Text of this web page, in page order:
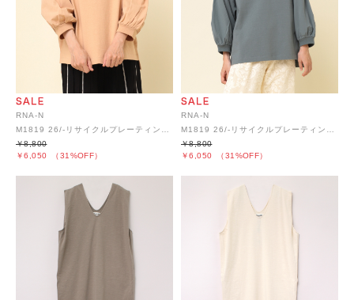
RNA-N
M1819 26/-リサイクルプレーティング布帛コンビプルオーバー
￥6,050 （31%OFF）
￥8,800
RNA-N
M1819 26/-リサイクルプレーティング布帛コンビプルオーバー
￥6,050 （31%OFF）
￥8,800